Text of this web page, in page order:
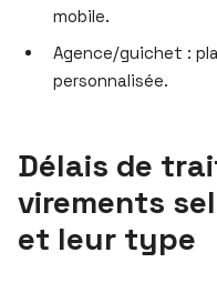
mobile.
Agence/guichet :
personnalisée.
Délais de
virements
et leur type